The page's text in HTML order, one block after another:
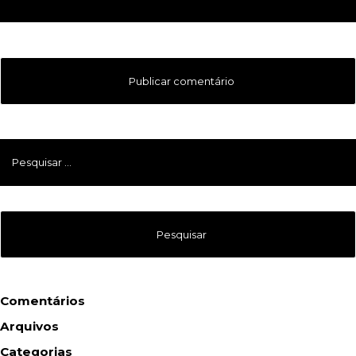
Pesquisar
Comentários
Arquivos
Categorias